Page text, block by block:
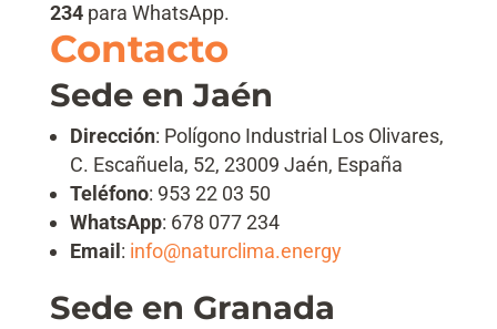
234para WhatsApp.
Contacto
Sede en Jaén
Dirección: Polígono Industrial Los Olivares,
C. Escañuela, 52, 23009 Jaén, España
Teléfono: 953 22 03 50
WhatsApp: 678 077 234
Email : info@naturclima.energy
Sede en Granada